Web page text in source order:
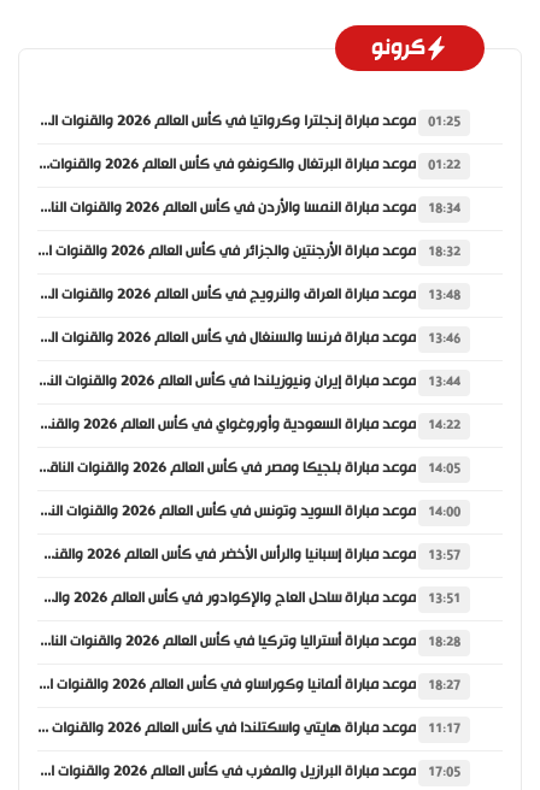
كرونو
01:25 موعد مباراة إنجلترا وكرواتيا في كأس العالم 2026 والقنوات الناقلة
01:22 موعد مباراة البرتغال والكونغو في كأس العالم 2026 والقنوات الناقلة
18:34 موعد مباراة النمسا والأردن في كأس العالم 2026 والقنوات الناقلة
18:32 موعد مباراة الأرجنتين والجزائر في كأس العالم 2026 والقنوات الناقلة
13:48 موعد مباراة العراق والنرويج في كأس العالم 2026 والقنوات الناقلة
13:46 موعد مباراة فرنسا والسنغال في كأس العالم 2026 والقنوات الناقلة
13:44 موعد مباراة إيران ونيوزيلندا في كأس العالم 2026 والقنوات الناقلة
14:22 موعد مباراة السعودية وأوروغواي في كأس العالم 2026 والقنوات الناقلة
14:05 موعد مباراة بلجيكا ومصر في كأس العالم 2026 والقنوات الناقلة
14:00 موعد مباراة السويد وتونس في كأس العالم 2026 والقنوات الناقلة
13:57 موعد مباراة إسبانيا والرأس الأخضر في كأس العالم 2026 والقنوات الناقلة
13:51 موعد مباراة ساحل العاج والإكوادور في كأس العالم 2026 والقنوات الناقلة
18:28 موعد مباراة أستراليا وتركيا في كأس العالم 2026 والقنوات الناقلة
18:27 موعد مباراة ألمانيا وكوراساو في كأس العالم 2026 والقنوات الناقلة
11:17 موعد مباراة هايتي واسكتلندا في كأس العالم 2026 والقنوات الناقلة
17:05 موعد مباراة البرازيل والمغرب في كأس العالم 2026 والقنوات الناقلة